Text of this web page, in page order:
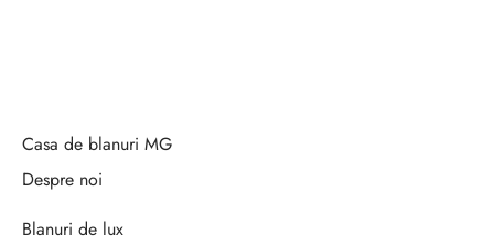
Casa de blanuri MG
Despre noi
Blanuri de lux